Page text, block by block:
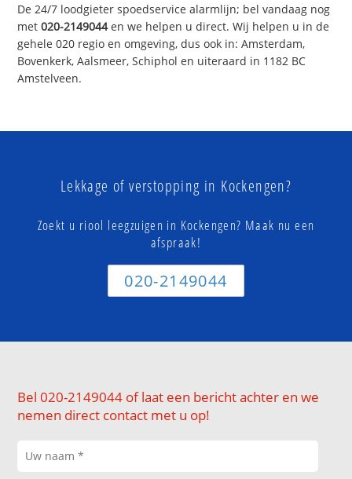
De 24/7 loodgieter spoedservice alarmlijn; bel vandaag nog
met020-2149044en we helpen u direct. Wij helpen u in de
gehele 020 regio en omgeving, dus ook in: Amsterdam,
Bovenkerk, Aalsmeer, Schiphol en uiteraard in 1182 BC
Amstelveen.
Lekkage of verstopping in Kockengen?
Zoekt u riool leegzuigen in Kockengen? Maak nu een
afspraak!
020-2149044
Bel 020-2149044 of laat een bericht achter en we
nemen direct contact met u op!